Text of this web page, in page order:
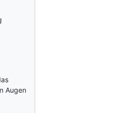
Augen